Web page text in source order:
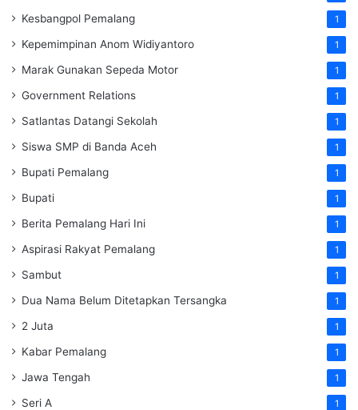
Kesbangpol Pemalang 1
Kepemimpinan Anom Widiyantoro 1
Marak Gunakan Sepeda Motor 1
Government Relations 1
Satlantas Datangi Sekolah 1
Siswa SMP di Banda Aceh 1
Bupati Pemalang 1
Bupati 1
Berita Pemalang Hari Ini 1
Aspirasi Rakyat Pemalang 1
Sambut 1
Dua Nama Belum Ditetapkan Tersangka 1
2 Juta 1
Kabar Pemalang 1
Jawa Tengah 1
Seri A 1